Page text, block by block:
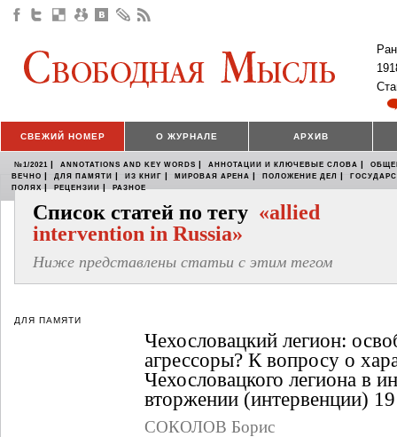
СВЕЖИЙ НОМЕР О ЖУРНАЛЕ АРХИВ
№1/2021 | ANNOTATIONS AND KEY WORDS | АННОТАЦИИ И КЛЮЧЕВЫЕ СЛОВА |
ВЕЧНО | ДЛЯ ПАМЯТИ | ИЗ КНИГ | МИРОВАЯ АРЕНА | ПОЛОЖЕНИЕ ДЕЛ |
ПОЛЯХ | РЕЦЕНЗИИ | РАЗНОЕ
Список статей по тегу «allied
intervention in Russia»
Ниже представлены статьи с этим тегом
ДЛЯ ПАМЯТИ
Чехословацкий легион:
агрессоры? К вопросу о
Чехословацкого легиона в
вторжении (интервенции)
СОКОЛОВ Борис